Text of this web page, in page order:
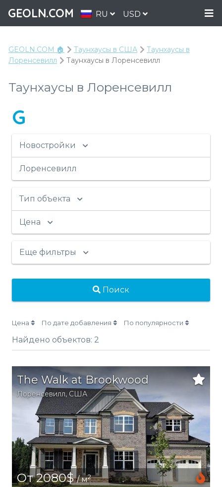
GEOLN.COM RU USD
GEOLN.COM 🏠 Таунхаусы в США
Таунхаусы в
Лоренсевилл
Таунхаусы в Лоренсевилл
Таунхаусы в Лоренсевилл
G
Новостройки
Лоренсевилл
Тип объекта
Цена
Еще фильтры
Поиск
Цена По дате добавления По популярности
Найдено объектов: 2
The Walk at Brookwood
Лоренсевилл, США
От 2080$/ м2